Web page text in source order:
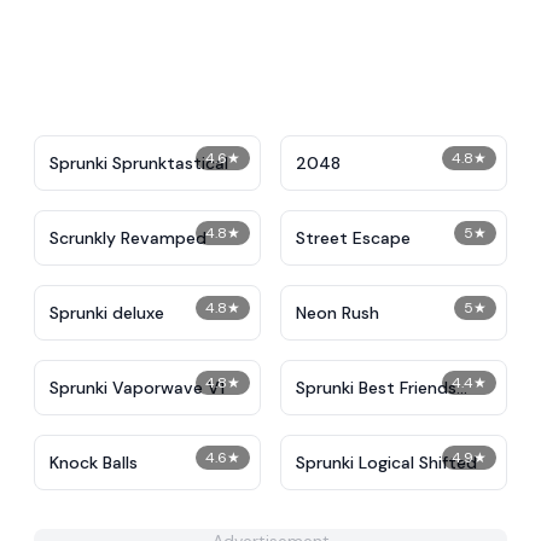
4.6★
Sprunki Sprunktastical 4.8★
2048
4.8★
Scrunkly Revamped 5★
Street Escape
4.8★
Sprunki deluxe 5★
Neon Rush
4.8★
Sprunki Vaporwave V1 4.4★
Sprunki Best Friends
Slaughter
4.6★
Knock Balls 4.9★
Sprunki Logical Shifted